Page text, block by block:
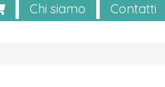
Chi siamo Contatti